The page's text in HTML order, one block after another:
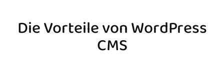
Die Vorteile von WordPress
CMS